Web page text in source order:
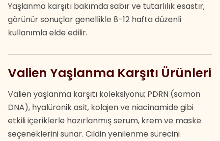
Yaşlanma karşıtı bakımda sabır ve tutarlılık esastır;
görünür sonuçlar genellikle 8-12 hafta düzenli
kullanımla elde edilir.
Valien Yaşlanma Karşıtı Ürünleri
Valien yaşlanma karşıtı koleksiyonu; PDRN (somon
DNA), hyalüronik asit, kolajen ve niacinamide gibi
etkili içeriklerle hazırlanmış serum, krem ve maske
seçeneklerini sunar. Cildin yenilenme sürecini